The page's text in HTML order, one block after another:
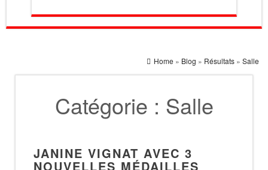
Home » Blog » Résultats » Salle
Catégorie : Salle
JANINE VIGNAT AVEC 3
NOUVELLES MÉDAILLES